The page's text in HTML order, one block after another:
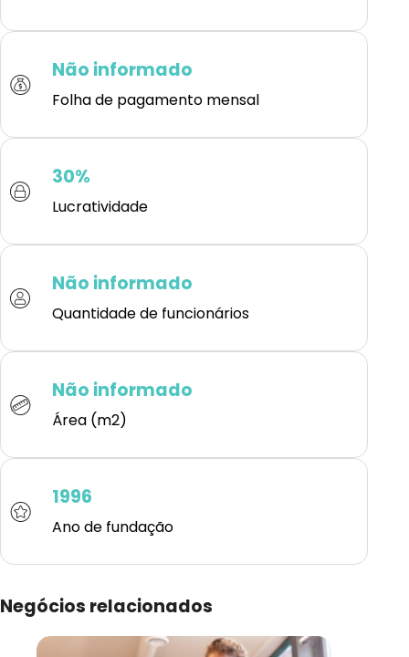
Não informado
Folha de pagamento mensal
30%
Lucratividade
Não informado
Quantidade de funcionários
Não informado
Área (m2)
1996
Ano de fundação
Negócios relacionados